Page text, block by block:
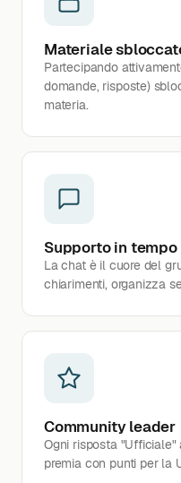
Materiale
Partecipando
domande, risposte)
materia.
Supporto in tempo
La chat è il cuore del
chiarimenti, organizza
Community leader
Ogni risposta "Ufficiale"
premia con punti per la